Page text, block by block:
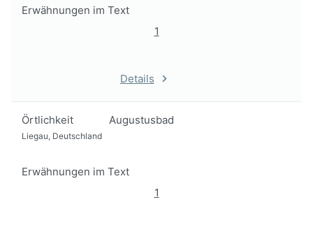
Erwähnungen im Text
1
Details
Örtlichkeit Augustusbad
Liegau, Deutschland
Erwähnungen im Text
1